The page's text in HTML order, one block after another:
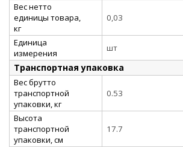
Вес нетто
единицы товара,
кг
0,03
Единица
измерения
шт
Транспортная упаковка
Вес брутто
транспортной
упаковки, кг
0.53
Высота
транспортной
упаковки, см
17.7